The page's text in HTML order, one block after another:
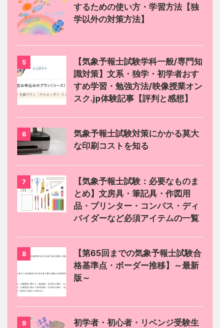
するための使い方・学習方法【独
学以外の対策方法】
5
【気象予報士試験学科一般/専門知
識対策】文系・独学・初学者おす
すめ学習・勉強方法/映像授業オン
スク.jp体験記事【評判と感想】
6
気象予報士試験対策にかかる莫大
な印刷コストを知る
7
【気象予報士試験：必要なものま
とめ】文房具・筆記具・作図用
品・プリンター・コンパス・ディ
バイダーなど必須アイテムの一覧
8
【第65回までの気象予報士試験合
格基準点・ボーダー推移】～最新
版～
9
初学者・初心者・リベンジ受験生